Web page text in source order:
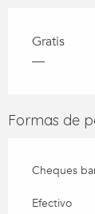
Gratis
—
Formas de
Cheques
Efectivo